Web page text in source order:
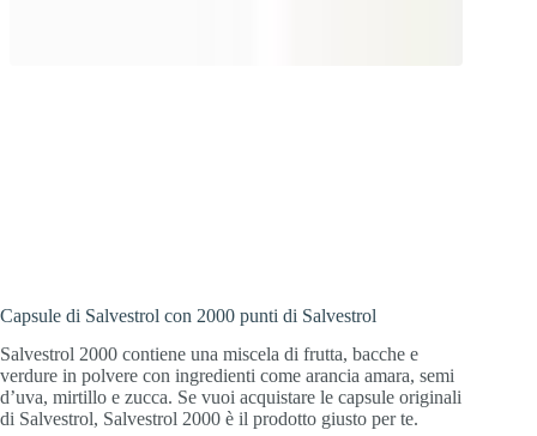
Capsule di Salvestrol con 2000 punti di Salvestrol
Salvestrol 2000 contiene una miscela di frutta, bacche e
verdure in polvere con ingredienti come arancia amara, semi
d’uva, mirtillo e zucca. Se vuoi acquistare le capsule originali
di Salvestrol, Salvestrol 2000 è il prodotto giusto per te.